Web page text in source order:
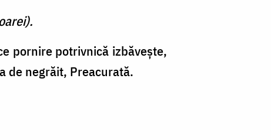
pornire potrivnică izbăveşte,
de negrăit, Preacurată.